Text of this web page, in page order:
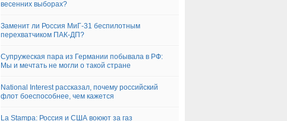
весенних выборах?
Заменит ли Россия МиГ-31 беспилотным
перехватчиком ПАК-ДП?
Супружеская пара из Германии побывала в РФ:
Мы и мечтать не могли о такой стране
National Interest рассказал, почему российский
флот боеспособнее, чем кажется
La Stampa: Россия и США воюют за газ